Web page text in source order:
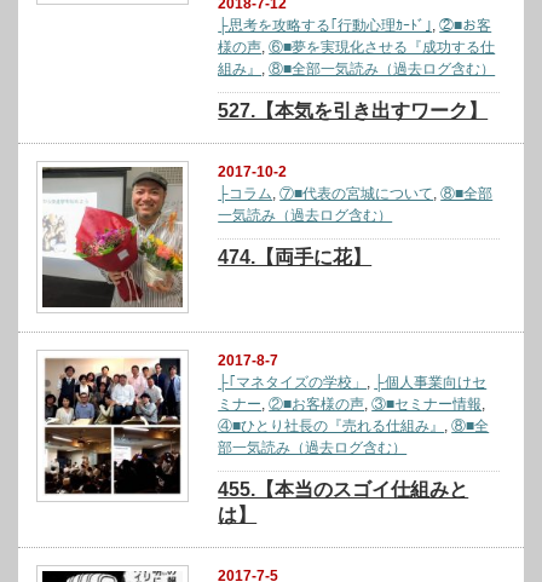
├思考を攻略する｢行動心理ｶｰﾄﾞ｣ ,②■お客
様の声 ,⑥■夢を実現化させる『成功する仕
組み』
,⑧■全部一気読み（過去ログ含む）
527.【本気を引き出すワーク】
2017-10-2
├コラム ,⑦■代表の宮城について ,⑧■全部
一気読み（過去ログ含む）
474.【両手に花】
2017-8-7
├｢マネタイズの学校」 , ├個人事業向けセ
ミナー,②■お客様の声,③■セミナー情報,
④■ひとり社長の『売れる仕組み』 ,⑧■全
部一気読み（過去ログ含む）
455.【本当のスゴイ仕組みと
は】
2017-7-5